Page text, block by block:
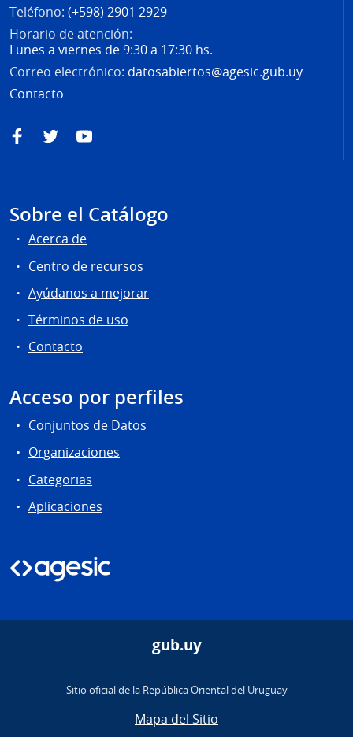
Teléfono: (+598) 2901 2929
Horario de atención:
Lunes a viernes de 9:30 a 17:30 hs.
Correo electrónico: datosabiertos@agesic.gub.uy
Contacto
FacebookTwitterYouTube
Sobre el Catálogo
Acerca de
Centro de recursos
Ayúdanos a mejorar
Términos de uso
Contacto
Acceso por perfiles
Conjuntos de Datos
Organizaciones
Categorias
Aplicaciones
gub.uy
Sitio oficial de la República Oriental del Uruguay
Mapa del Sitio